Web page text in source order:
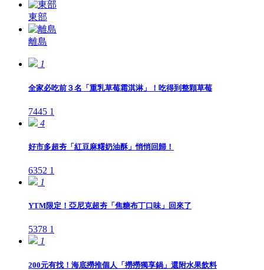
東部
離島
1
全家必吃前３名「重乳草莓霜淇淋」！吃得到整顆草莓
7445 1
4
好市多超夯「紅豆麻糬奶油酥」悄悄回歸！
6352 1
1
YTM限定！亞尼克超夯「焦糖布丁口味」回來了
5378 1
1
200元有找！海底撈推個人「撈撈獨享鍋」還附水果飲料